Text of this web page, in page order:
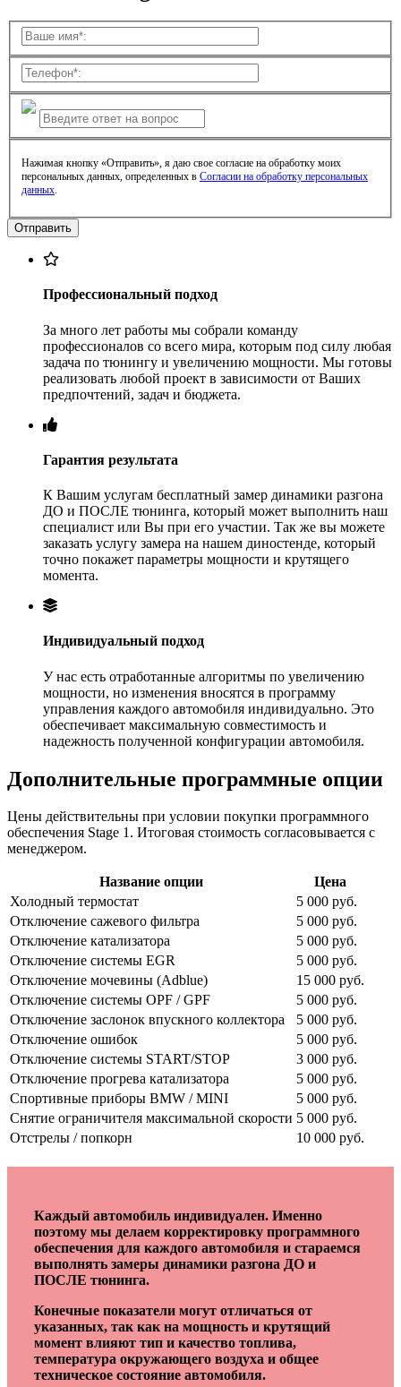
Нажимая кнопку «Отправить», я даю свое согласие на обработку моих
персональных данных, определенных в Согласии на обработку персональных
данных.
Профессиональный подход
За много лет работы мы собрали команду
профессионалов со всего мира, которым под силу любая
задача по тюнингу и увеличению мощности. Мы готовы
реализовать любой проект в зависимости от Ваших
предпочтений, задач и бюджета.
Гарантия результата
К Вашим услугам бесплатный замер динамики разгона
ДО и ПОСЛЕ тюнинга, который может выполнить наш
специалист или Вы при его участии. Так же вы можете
заказать услугу замера на нашем диностенде, который
точно покажет параметры мощности и крутящего
момента.
Индивидуальный подход
У нас есть отработанные алгоритмы по увеличению
мощности, но изменения вносятся в программу
управления каждого автомобиля индивидуально. Это
обеспечивает максимальную совместимость и
надежность полученной конфигурации автомобиля.
Дополнительные программные опции
Цены действительны при условии покупки программного
обеспечения Stage 1. Итоговая стоимость согласовывается с
менеджером.
Название опции
Цена
Холодный термостат
5 000 руб.
Отключение сажевого фильтра
5 000 руб.
Отключение катализатора
5 000 руб.
Отключение системы EGR
5 000 руб.
Отключение мочевины (Adblue)
15 000 руб.
Отключение системы OPF / GPF
5 000 руб.
Отключение заслонок впускного коллектора
5 000 руб.
Отключение ошибок
5 000 руб.
Отключение системы START/STOP
3 000 руб.
Отключение прогрева катализатора
5 000 руб.
Спортивные приборы BMW / MINI
5 000 руб.
Снятие ограничителя максимальной скорости 5 000 руб.
Отстрелы / попкорн
10 000 руб.
Каждый автомобиль индивидуален. Именно
поэтому мы делаем корректировку программного
обеспечения для каждого автомобиля и стараемся
выполнять замеры динамики разгона ДО и
ПОСЛЕ тюнинга.
Конечные показатели могут отличаться от
указанных, так как на мощность и крутящий
момент влияют тип и качество топлива,
температура окружающего воздуха и общее
техническое состояние автомобиля.